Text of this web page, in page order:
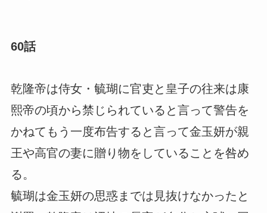
60話
乾隆帝は侍女・毓瑚に官吏と皇子の往来は康
熙帝の頃から禁じられていると言って警告を
かねてもう一度布告すると言って金玉妍が親
王や高官の妻に贈り物をしていることを咎め
る。
毓瑚は金玉妍の思惑までは見抜けなかったと